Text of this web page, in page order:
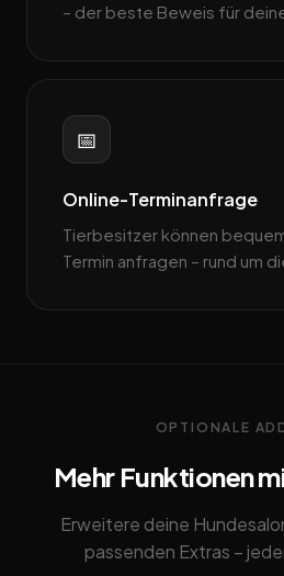
– der beste Beweis für
📅
Online-Terminanfrage
Tierbesitzer können
Termin anfragen – rund um
OPTIONALE
Mehr Funktionen
Erweitere deine
passenden Extras –